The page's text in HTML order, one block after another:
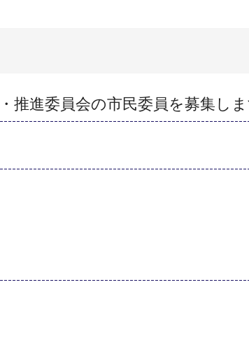
推進委員会の市民委員を募集し